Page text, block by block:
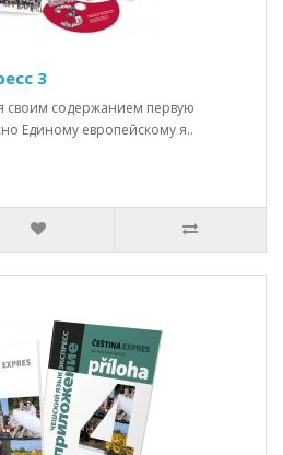
3
своим содержанием первую
Единому европейскому я..